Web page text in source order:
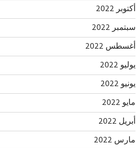
أكتوبر 2022
سبتمبر 2022
أغسطس 2022
يوليو 2022
يونيو 2022
مايو 2022
أبريل 2022
مارس 2022